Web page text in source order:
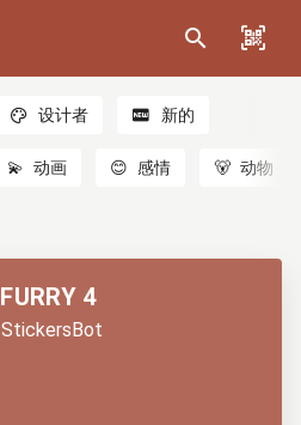
设计者 新的
💫 动画 😊 感情 🐻 动物
FURRY 4
StickersBot